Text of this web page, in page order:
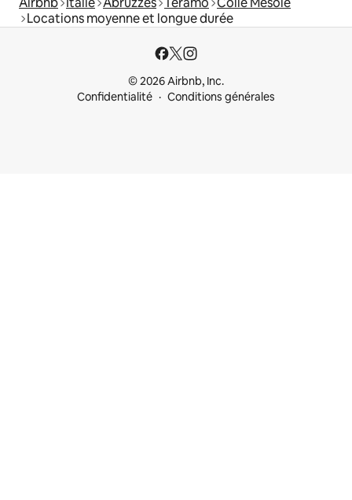
Locations moyenne et longue durée
© 2026 Airbnb, Inc.
Confidentialité
Conditions générales